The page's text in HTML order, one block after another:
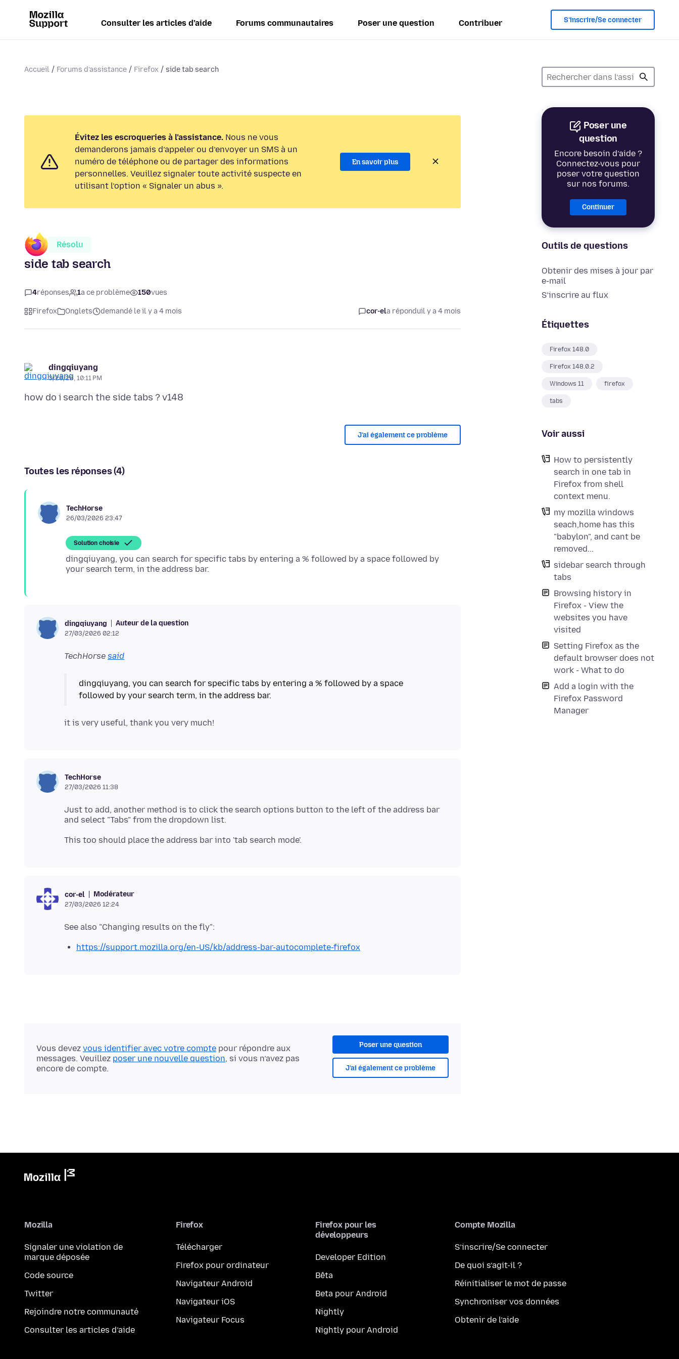
Consulter les articles d’aide Forums communautaires Poser une question Contribuer S’inscrire/Se connecter
Accueil Forums d’assistance Firefox side tab search
Poser une
question
Encore besoin d’aide ?
Connectez-vous pour
poser votre question
sur nos forums.
Continuer
Outils de questions
Obtenir des mises à jour par
e-mail
S’inscrire au flux
Étiquettes
Firefox 148.0
Firefox 148.0.2
Windows 11 firefox
tabs
Voir aussi
How to persistently
search in one tab in
Firefox from shell
context menu.
my mozilla windows
seach,home has this
"babylon", and cant be
removed...
sidebar search through
tabs
Browsing history in
Firefox - View the
websites you have
visited
Setting Firefox as the
default browser does not
work - What to do
Add a login with the
Firefox Password
Manager
Évitez les escroqueries à l’assistance. Nous ne vous
demanderons jamais d’appeler ou d’envoyer un SMS à un
numéro de téléphone ou de partager des informations
personnelles. Veuillez signaler toute activité suspecte en
utilisant l’option « Signaler un abus ».
En savoir plus
Résolu
side tab search
4réponses 1a ce problème 150vues
Firefox Onglets demandé le il y a 4 mois cor-ela réponduil y a 4 mois
dingqiuyang
3/26/26, 10:11 PM
J’ai également ce problème
Toutes les réponses (4)
TechHorse
26/03/2026 23:47
Solution choisie
dingqiuyang, you can search for specific tabs by entering a % followed by a space followed by
dingqiuyang Auteur de la question
27/03/2026 02:12
TechHorse said
dingqiuyang, you can search for specific tabs by entering a % followed by a space
TechHorse
27/03/2026 11:38
Just to add, another method is to click the search options button to the left of the address bar
cor-el Modérateur
27/03/2026 12:24
https://support.mozilla.org/en-US/kb/address-bar-autocomplete-firefox
Poser une question
J’ai également ce problème
Vous devez vous identifier avec votre compte pour répondre aux
messages. Veuillez poser une nouvelle question, si vous n’avez pas
encore de compte.
Mozilla
Signaler une violation de
marque déposée
Code source
Twitter
Rejoindre notre communauté
Consulter les articles d’aide
Firefox
Télécharger
Firefox pour ordinateur
Navigateur Android
Navigateur iOS
Navigateur Focus
Firefox pour les
développeurs
Developer Edition
Bêta
Beta pour Android
Nightly
Nightly pour Android
Compte Mozilla
S’inscrire/Se connecter
De quoi s’agit-il ?
Réinitialiser le mot de passe
Synchroniser vos données
Obtenir de l’aide